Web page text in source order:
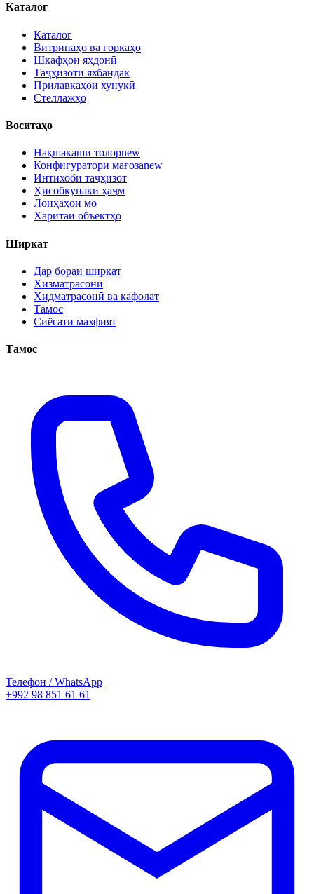
Каталог
Каталог
Витринаҳо ва горкаҳо
Шкафҳои яхдонӣ
Таҷҳизоти яхбандак
Прилавкаҳои хунукӣ
Стеллажҳо
Воситаҳо
Нақшакаши толорnew
Конфигуратори мағозаnew
Интихоби таҷҳизот
Ҳисобкунаки ҳаҷм
Лоиҳаҳои мо
Харитаи объектҳо
Ширкат
Дар бораи ширкат
Хизматрасонӣ
Хидматрасонӣ ва кафолат
Тамос
Сиёсати махфият
Тамос
Телефон / WhatsApp
+992 98 851 61 61